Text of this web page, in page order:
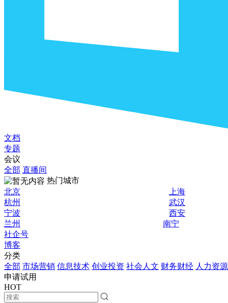
文档
专题
会议
全部 直播间
热门城市
北京
上海
杭州
武汉
宁波
西安
兰州
南宁
社企号
博客
分类
全部 市场营销 信息技术 创业投资 社会人文 财务财经 人力资源
申请试用
HOT